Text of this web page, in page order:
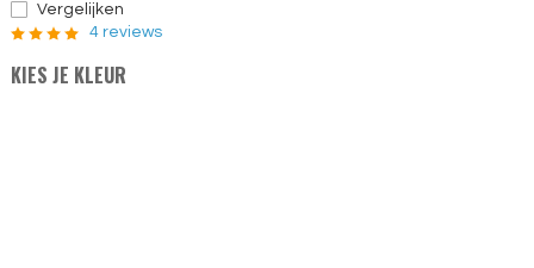
Vergelijken
4 reviews
KIES JE KLEUR